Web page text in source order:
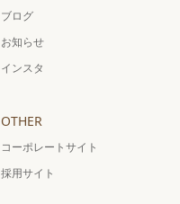
ブログ
お知らせ
インスタ
OTHER
コーポレートサイト
採用サイト